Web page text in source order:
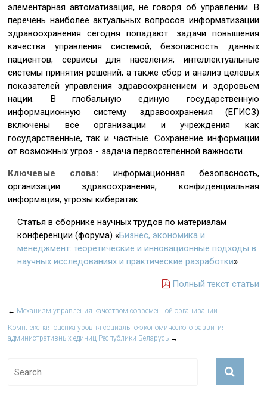
элементарная автоматизация, не говоря об управлении. В
перечень наиболее актуальных вопросов информатизации
здравоохранения сегодня попадают: задачи повышения
качества управления системой; безопасность данных
пациентов; сервисы для населения; интеллектуальные
системы принятия решений; а также сбор и анализ целевых
показателей управления здравоохранением и здоровьем
нации. В глобальную единую государственную
информационную систему здравоохранения (ЕГИСЗ)
включены все организации и учреждения как
государственные, так и частные. Сохранение информации
от возможных угроз - задача первостепенной важности.
Ключевые слова: информационная безопасность,
организации здравоохранения, конфиденциальная
информация, угрозы кибератак
Статья в сборнике научных трудов по материалам
конференции (форума) «Бизнес, экономика и
менеджмент: теоретические и инновационные подходы в
научных исследованиях и практические разработки»
Полный текст статьи
← Механизм управления качеством современной организации
Комплексная оценка уровня социально-экономического развития
административных единиц Республики Беларусь →